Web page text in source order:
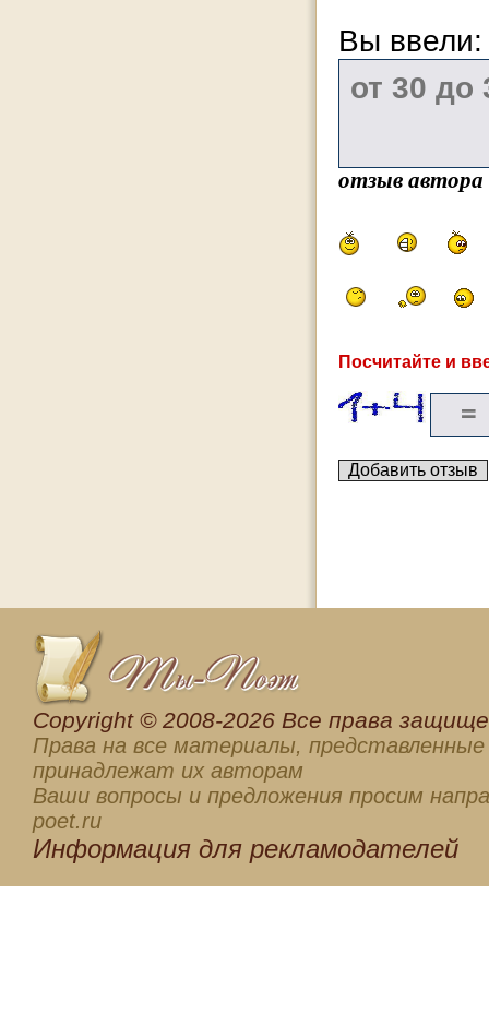
Вы
отзыв
Посчитайте и
Сopyright © 2008-2026 Все права
Права на все материалы, представленные
принадлежат их авторам
Ваши вопросы и предложения просим
poet.ru
Информация для рекламодателей